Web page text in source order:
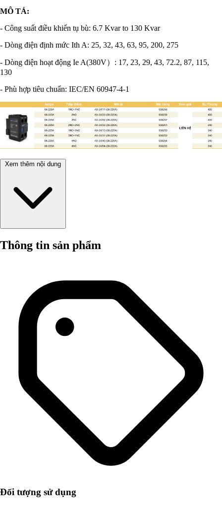
MÔ TẢ:
- Công suất điều khiển tụ bù: 6.7 Kvar to 130 Kvar
- Dòng điện định mức Ith A: 25, 32, 43, 63, 95, 200, 275
- Dòng điện hoạt động Ie A(380V）: 17, 23, 29, 43, 72.2, 87, 115,
130
- Phù hợp tiêu chuẩn: IEC/EN 60947-4-1
Xem thêm nội dung
Thông tin sản phẩm
Đối tượng sử dụng